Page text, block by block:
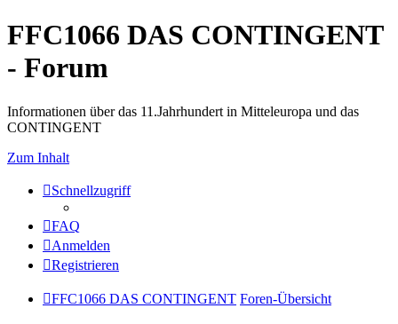
FFC1066 DAS CONTINGENT
- Forum
Informationen über das 11.Jahrhundert in Mitteleuropa und das
CONTINGENT
Zum Inhalt
Schnellzugriff
FAQ
Anmelden
Registrieren
FFC1066 DAS CONTINGENT Foren-Übersicht